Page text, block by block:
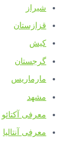
شیراز
قزازستان
کیش
گرجستان
مارماریس
مشهد
معرفی آکتائو
معرفی آنتالیا